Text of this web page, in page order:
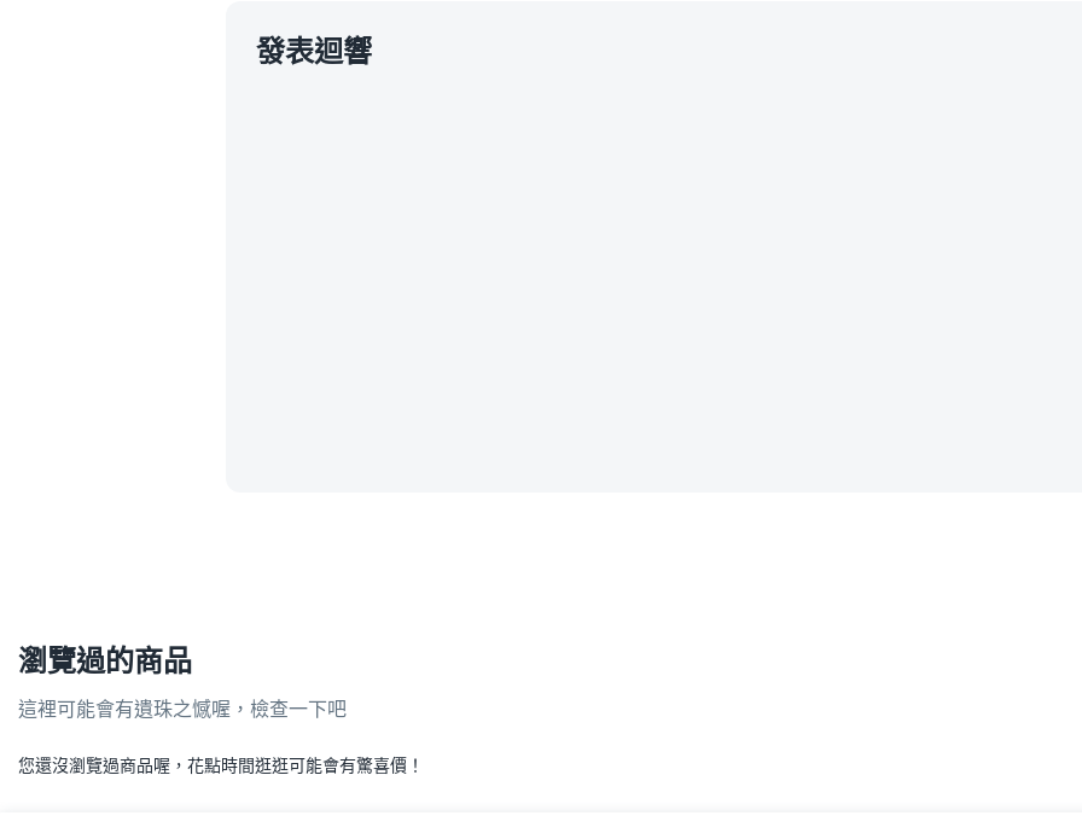
發表迴響
瀏覽過的商品
這裡可能會有遺珠之憾喔，檢查一下吧
您還沒瀏覽過商品喔，花點時間逛逛可能會有驚喜價！